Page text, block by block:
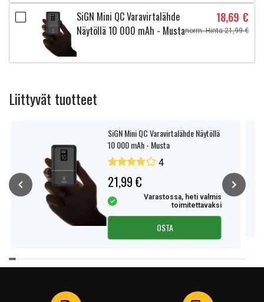
SiGN Mini QC Varavirtalähde
Näytöllä 10 000 mAh - Musta
18,69 €
norm. Hinta 21,99 €
Liittyvät tuotteet
SiGN Mini QC Varavirtalähde Näytöllä
10 000 mAh - Musta
4
21,99 €
Varastossa, heti valmis
toimitettavaksi
OSTA
Item
1